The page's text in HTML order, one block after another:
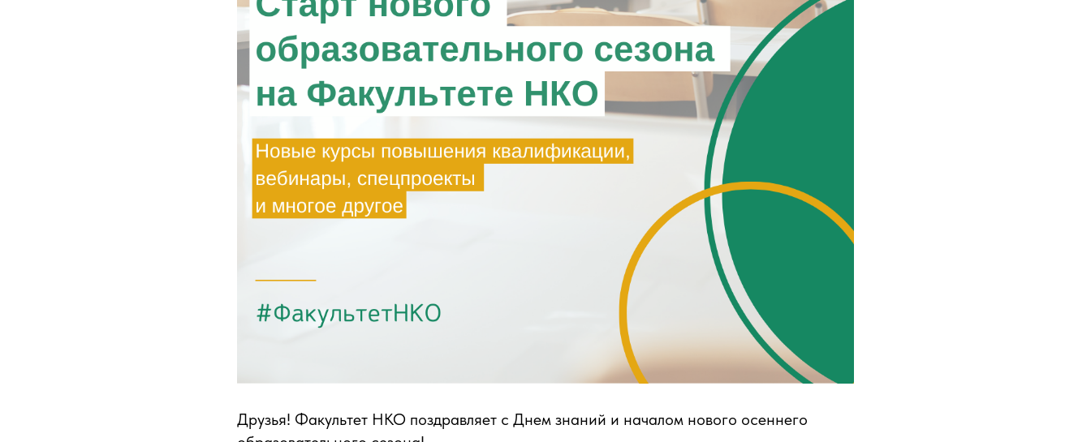
Друзья! Факультет НКО поздравляет с Днем знаний и началом нового осеннего